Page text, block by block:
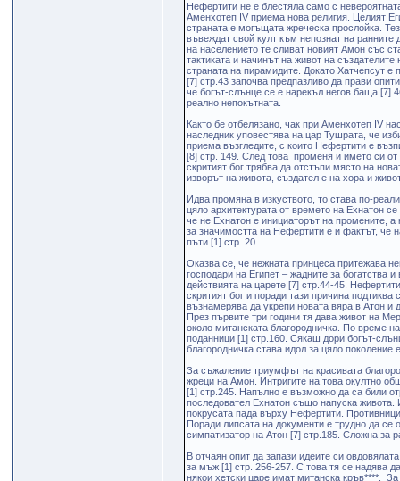
Нефертити не е блестяла само с
Аменхотеп IV приема нова религия. Целият
страната е могъщата жреческа прослойка.
въвеждат свой култ към непознат на
на населението те сливат новият Амон със
тактиката и начинът на живот на
страната на пирамидите. Докато Хатчепсут
[7] стр.43 започва предпазливо да прави
че богът-слънце се е нарекъл негов баща [7]
реално непокътната.
Както бе отбелязано, чак при Аменхотеп IV
наследник уповестява на цар Тушрата, че
приема възгледите, с които Нефертити е
[8] стр. 149. След това променя и името си
скритият бог трябва да отстъпи място на
изворът на живота, създател е на хора и
Идва промяна в изкуството, то става по-
цяло архитектурата от времето на Ехнатон
че не Ехнатон е инициаторът на промените,
за значимостта на Нефертити е и фактът, че
пъти [1] стр. 20.
Оказва се, че нежната принцеса притежава
господари на Египет – жадните за
действията на царете [7] стр.44-45.
скритият бог и поради тази причина
възнамерява да укрепи новата вяра в Атон и
През първите три години тя дава живот на
около митанската благородничка. По време
поданници [1] стр.160. Сякаш дори богът-
благородничка става идол за цяло
За съжаление триумфът на красивата
жреци на Амон. Интригите на това окултно
[1] стр.245. Напълно е възможно да са били
последовател Ехнатон също напуска живота.
покрусата пада върху Нефертити.
Поради липсата на документи е трудно да
симпатизатор на Атон [7] стр.185. Сложна за
В отчаян опит да запази идеите си
за мъж [1] стр. 256-257. С това тя се надява
някои хетски царе имат митанска кръв****.